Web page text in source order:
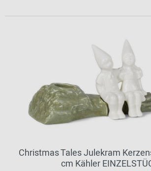
Christmas Tales Julekram Kerzenständer H 8,5
cm Kähler